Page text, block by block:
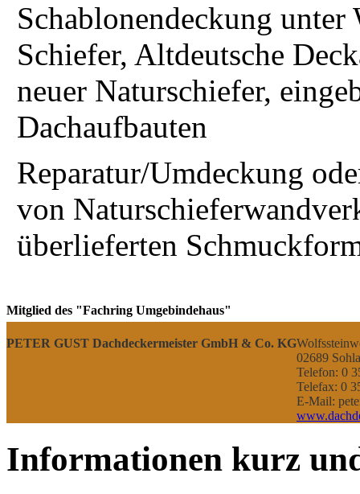
Schablonendeckung
Schiefer, Altdeutsche
neuer Naturschiefer,
Dachaufbauten
Reparatur/Umdeckung
von
überlieferten
Mitglied des "Fachring Umgebindehaus"
PETER GUST Dachdeckermeister GmbH & Co. KG
02689
Telefon: 0
Telefax: 0
E-Mail:
Informationen kurz